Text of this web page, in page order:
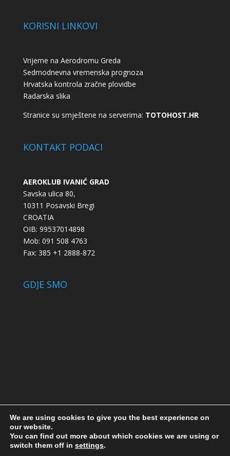
KORISNI LINKOVI
Vrijeme na Aerodromu Greda
Sedmodnevna vremenska prognoza
Hrvatska kontrola zračne plovidbe
Radarska slika
Stranice su smještene na serverima: TOTOHOST.HR
KONTAKT PODACI
AEROKLUB IVANIĆ GRAD
Savska ulica 80,
10311 Posavski Bregi
CROATIA
OIB: 99537014898
Mob: 091 508 4763
Fax: 385 +1 2888-872
GDJE SMO
We are using cookies to give you the best experience on
our website.
You can find out more about which cookies we are using or
switch them off in settings.